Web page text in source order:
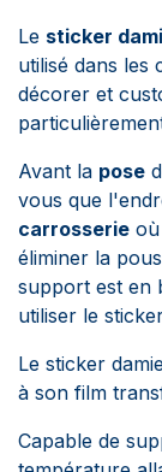
Le sticker
utilisé dans les
décorer et
Avant la pose
vous que
carrosserie
éliminer la
support est en
utiliser le
Le sticker
à son film
Capable de